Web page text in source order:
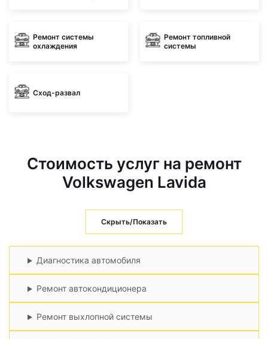
Ремонт системы
охлаждения
Ремонт топливной
системы
Сход-развал
Стоимость услуг на ремонт
Volkswagen Lavida
Скрыть/Показать
Диагностика автомобиля
Ремонт автокондиционера
Ремонт выхлопной системы